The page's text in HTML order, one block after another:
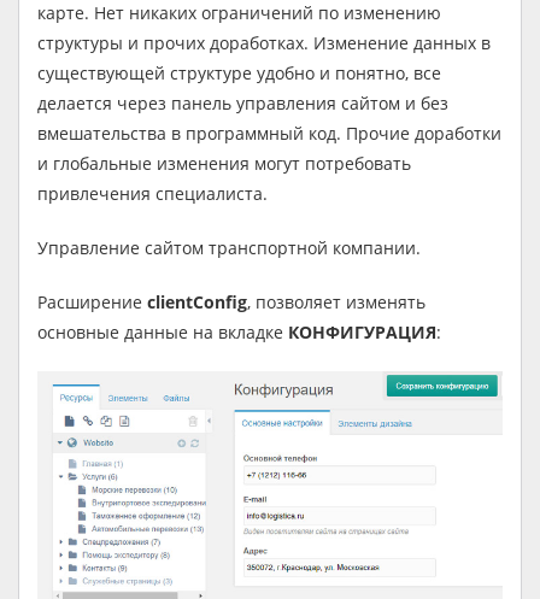
карте. Нет никаких ограничений по изменению
структуры и прочих доработках. Изменение данных в
существующей структуре удобно и понятно, все
делается через панель управления сайтом и без
вмешательства в программный код. Прочие доработки
и глобальные изменения могут потребовать
привлечения специалиста.
Управление сайтом транспортной компании.
Расширение clientConfig, позволяет изменять
основные данные на вкладке КОНФИГУРАЦИЯ: